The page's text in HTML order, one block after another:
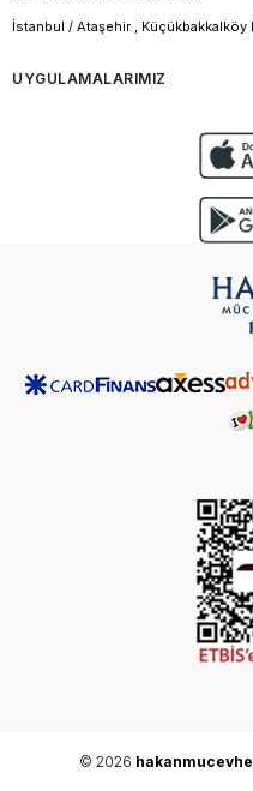
İstanbul / Ataşehir , Küçükbakkalköy
UYGULAMALARIMIZ
© 2026